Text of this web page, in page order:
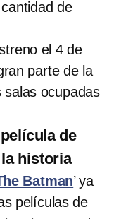
de
el 4 de
parte de la
salas ocupadas
de
historia
Batman’ ya
películas de